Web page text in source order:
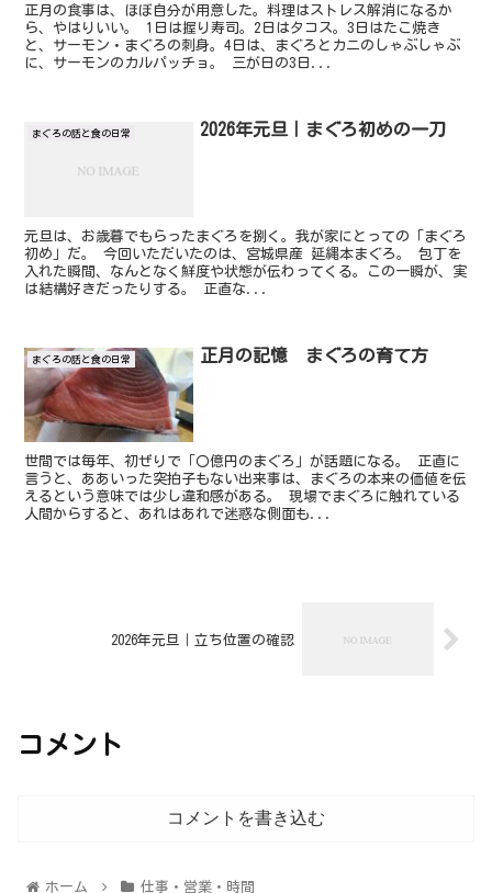
正月の食事は、ほぼ自分が用意した。料理はストレス解消になるか
ら、やはりいい。 1日は握り寿司。2日はタコス。3日はたこ焼き
と、サーモン・まぐろの刺身。4日は、まぐろとカニのしゃぶしゃぶ
に、サーモンのカルパッチョ。 三が日の3日...
まぐろの話と食の日常 2026年元旦｜まぐろ初めの一刀
元旦は、お歳暮でもらったまぐろを捌く。我が家にとっての「まぐろ
初め」だ。 今回いただいたのは、宮城県産 延縄本まぐろ。 包丁を
入れた瞬間、なんとなく鮮度や状態が伝わってくる。この一瞬が、実
は結構好きだったりする。 正直な...
まぐろの話と食の日常 正月の記憶 まぐろの育て方
世間では毎年、初ぜりで「〇億円のまぐろ」が話題になる。 正直に
言うと、ああいった突拍子もない出来事は、まぐろの本来の価値を伝
えるという意味では少し違和感がある。 現場でまぐろに触れている
人間からすると、あれはあれで迷惑な側面も...
2026年元旦｜立ち位置の確認
コメント
コメントを書き込む
ホーム 仕事・営業・時間